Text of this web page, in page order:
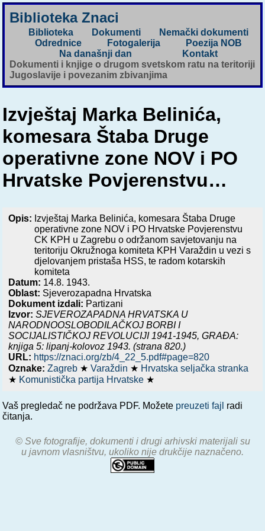
Biblioteka Znaci
Biblioteka Dokumenti
Nemački dokumenti
Odrednice
Fotogalerija
Poezija NOB
Na današnji dan
Kontakt
Dokumenti i knjige o drugom svetskom ratu na teritoriji
Jugoslavije i povezanim zbivanjima
Izvještaj Marka Belinića,
komesara Štaba Druge
operativne zone NOV i PO
Hrvatske Povjerenstvu…
Opis: Izvještaj Marka Belinića, komesara Štaba Druge
operativne zone NOV i PO Hrvatske Povjerenstvu
CK KPH u Zagrebu o održanom savjetovanju na
teritoriju Okružnoga komiteta KPH Varaždin u vezi s
djelovanjem pristaša HSS, te radom kotarskih
komiteta
Datum: 14.8. 1943.
Oblast: Sjeverozapadna Hrvatska
Dokument izdali: Partizani
Izvor: SJEVEROZAPADNA HRVATSKA U
NARODNOOSLOBODILAČKOJ BORBI I
SOCIJALISTIČKOJ REVOLUCIJI 1941-1945, GRAĐA:
knjiga 5: lipanj-kolovoz 1943. (strana 820.)
URL: https://znaci.org/zb/4_22_5.pdf#page=820
Oznake:Zagreb ★Varaždin ★ Hrvatska seljačka stranka
★ Komunistička partija Hrvatske ★
Vaš pregledač ne podržava PDF. Možete preuzeti fajl radi
čitanja.
© Sve fotografije, dokumenti i drugi arhivski materijali su
u javnom vlasništvu, ukoliko nije drukčije naznačeno.